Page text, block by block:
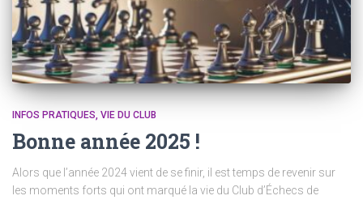
INFOS PRATIQUES VIE DU CLUB
Bonne année 2025 !
Alors que l’année 2024 vient de se finir, il est temps de revenir sur
les moments forts qui ont marqué la vie du Club d’Échecs de